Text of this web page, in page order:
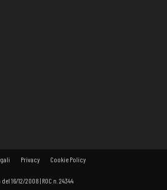
Privacy Cookie Policy
16/12/2008 | ROC n. 24344